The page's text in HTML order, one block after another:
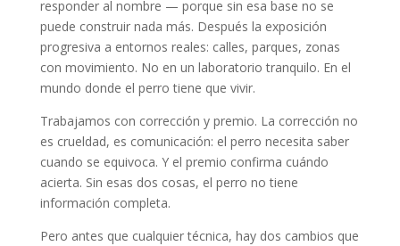
responder al nombre — porque sin esa base no se
puede construir nada más. Después la exposición
progresiva a entornos reales: calles, parques, zonas
con movimiento. No en un laboratorio tranquilo. En el
mundo donde el perro tiene que vivir.
Trabajamos con corrección y premio. La corrección no
es crueldad, es comunicación: el perro necesita saber
cuando se equivoca. Y el premio confirma cuándo
acierta. Sin esas dos cosas, el perro no tiene
información completa.
Pero antes que cualquier técnica, hay dos cambios que